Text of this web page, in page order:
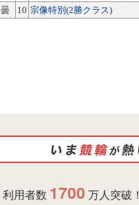
曇 10 宗像特別(2勝クラス)
利用者数 1700 万人突破！